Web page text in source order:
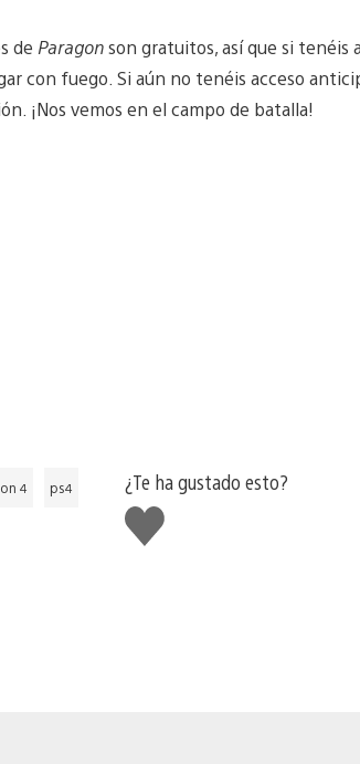
de Paragonson gratuitos, así que si
con fuego. Si aún no tenéis acceso
¡Nos vemos en el campo de batalla!
4 ps4
¿Te ha gustado esto?
Me
gusta